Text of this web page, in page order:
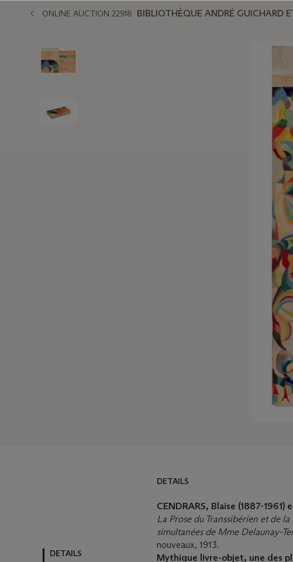
ONLINE AUCTION 22918 BIBLIOTHÈQUE ANDRÉ GUICHARD
DETAILS
CENDRARS, Blaise (1887-1961)
La Prose du Transsibérien et de
simultanées de Mme Delaunay-
nouveaux, 1913.
Mythique livre-objet, une des